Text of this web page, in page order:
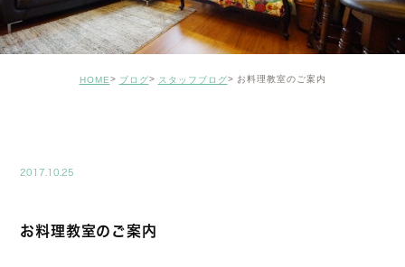
HOME ブログ スタッフブログ お料理教室のご案内
2017.10.25
お料理教室のご案内